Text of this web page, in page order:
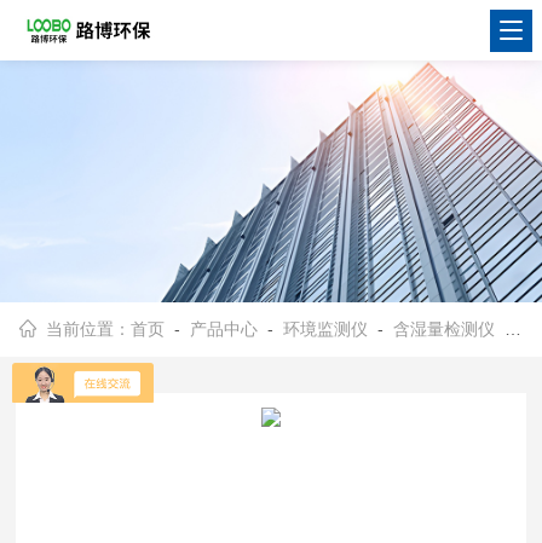
当前位置：首页 - 产品中心 -环境监测仪 -含湿量检测仪